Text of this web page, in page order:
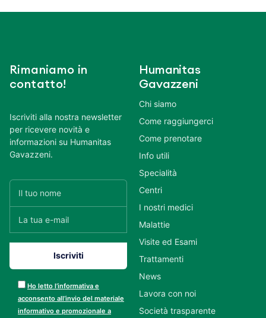
Rimaniamo in
contatto!
Iscriviti alla nostra newsletter
per ricevere novità e
informazioni su Humanitas
Gavazzeni.
Ho letto l’informativa e
acconsento all’invio del materiale
informativo e promozionale a
Humanitas
Gavazzeni
Chi siamo
Come raggiungerci
Come prenotare
Info utili
Specialità
Centri
I nostri medici
Malattie
Visite ed Esami
Trattamenti
News
Lavora con noi
Società trasparente